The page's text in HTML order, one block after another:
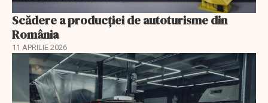
Scădere a producţiei de autoturisme din
România
11 APRILIE 2026